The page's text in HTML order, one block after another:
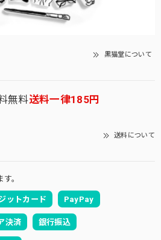
黒猫堂について
無料送料一律185円
送料について
。
ットカード PayPay
決済 銀行振込